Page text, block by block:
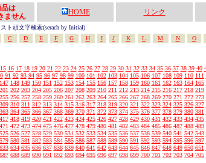
は
ません
HOME リンク
ト頭文字検索(serach by Initial)
C
D E F G H I J K L M N O
15 16 17 18 19 20 21 22 23 24 25 26 27 28 29 30 31 32 33 34 35 36 37 38 39 40
91 92 93 94 95 96 97 98 99 100 101 102 103 104 105 106 107 108 109 110 111
148 149 150 151 152 153 154 155 156 157 158 159 160 161 162 163 164 165
202 203 204 205 206 207 208 209 210 211 212 213 214 215 216 217 218 219
256 257 258 259 260 261 262 263 264 265 266 267 268 269 270 271 272 273
310 311 312 313 314 315 316 317 318 319 320 321 322 323 324 325 326 327
364 365 366 367 368 369 370 371 372 373 374 375 376 377 378 379 380 381
418 419 420 421 422 423 424 425 426 427 428 429 430 431 432 433 434 435
472 473 474 475 476 477 478 479 480 481 482 483 484 485 486 487 488 489
526 527 528 529 530 531 532 533 534 535 536 537 538 539 540 541 542 543
580 581 582 583 584 585 586 587 588 589 590 591 592 593 594 595 596 597
634 635 636 637 638 639 640 641 642 643 644 645 646 647 648 649 650 651
688 689 690 691 692 693 694 695 696 697 698 699 700 701 702 703 704 705